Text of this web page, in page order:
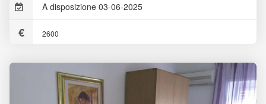
A disposizione 03-06-2025
2600